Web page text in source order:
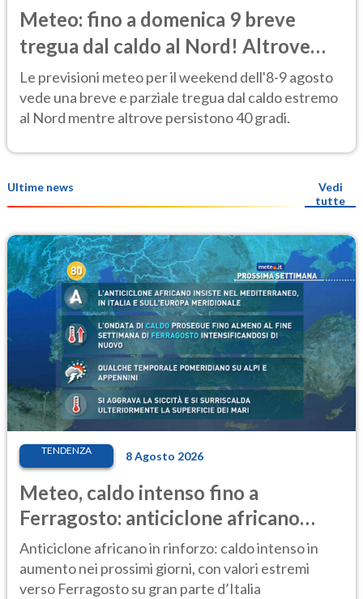
Meteo: fino a domenica 9 breve
tregua dal caldo al Nord! Altrove
calura e afa
Le previsioni meteo per il weekend dell'8-9 agosto
vede una breve e parziale tregua dal caldo estremo
al Nord mentre altrove persistono 40 gradi.
Ultime news
Vedi
tutte
TENDENZA 8 Agosto 2026
Meteo, caldo intenso fino a
Ferragosto: anticiclone africano
ancora protagonista
Anticiclone africano in rinforzo: caldo intenso in
aumento nei prossimi giorni, con valori estremi
verso Ferragosto su gran parte d’Italia